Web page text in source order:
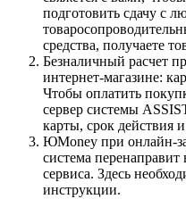
подготовить сдачу с
средства, получаете
Безналичный расчет
интернет-магазине:
Чтобы оплатить
сервер системы
карты, срок действия
ЮMoney при онлайн-
система
сервиса. Здесь
инструкции.